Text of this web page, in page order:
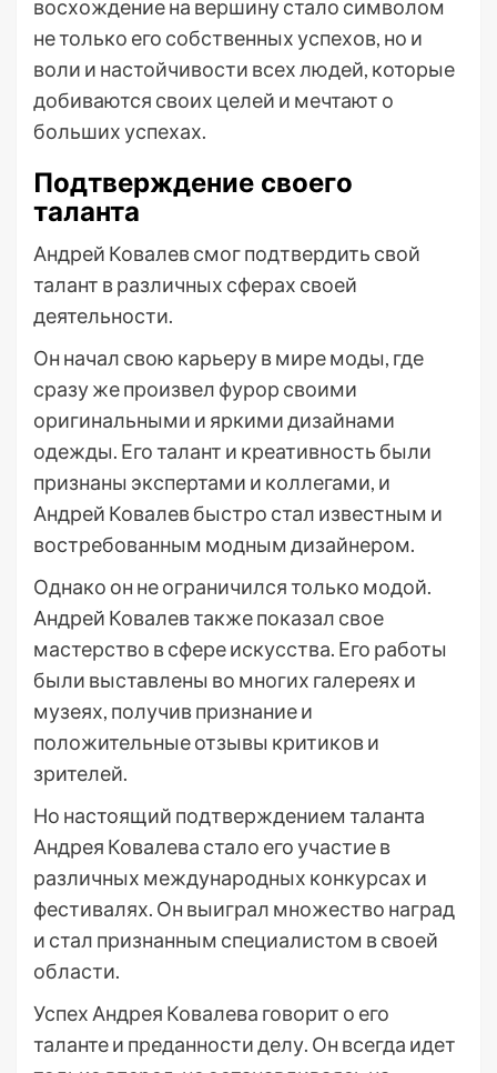
восхождение на вершину стало символом
не только его собственных успехов, но и
воли и настойчивости всех людей, которые
добиваются своих целей и мечтают о
больших успехах.
Подтверждение своего
таланта
Андрей Ковалев смог подтвердить свой
талант в различных сферах своей
деятельности.
Он начал свою карьеру в мире моды, где
сразу же произвел фурор своими
оригинальными и яркими дизайнами
одежды. Его талант и креативность были
признаны экспертами и коллегами, и
Андрей Ковалев быстро стал известным и
востребованным модным дизайнером.
Однако он не ограничился только модой.
Андрей Ковалев также показал свое
мастерство в сфере искусства. Его работы
были выставлены во многих галереях и
музеях, получив признание и
положительные отзывы критиков и
зрителей.
Но настоящий подтверждением таланта
Андрея Ковалева стало его участие в
различных международных конкурсах и
фестивалях. Он выиграл множество наград
и стал признанным специалистом в своей
области.
Успех Андрея Ковалева говорит о его
таланте и преданности делу. Он всегда идет